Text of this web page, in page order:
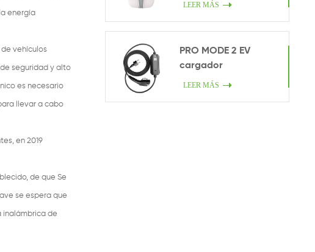
LEER MÁS
PRO MODE 2 EV
cargador
LEER MÁS
energía
vehículos
seguridad y alto
es necesario
llevar a cabo
en 2019
de que Se
se espera que
inalámbrica de